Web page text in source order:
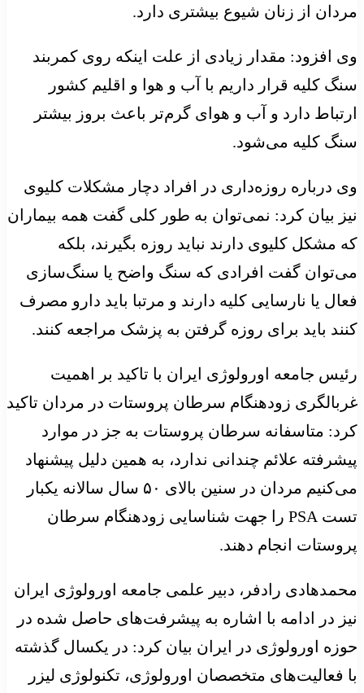
مردان از زنان شیوع بیشتری دارد.
وی افزود: مقدار زیادی از علت اینکه روی کمربند
سنگ کلیه قرار داریم با آب و هوا و اقلیم کشور
ارتباط دارد و آب و هوای گرم‌تر باعث بروز بیشتر
سنگ کلیه می‌شود.
وی درباره روزه‌داری در افراد دچار مشکلات کلیوی
نیز بیان کرد: نمی‌توان به طور کلی گفت همه بیماران
که مشکل کلیوی دارند نباید روزه بگیرند، بلکه
می‌توان گفت افرادی که سنگ واضح یا سنگ‌سازی
فعال یا نارسایی کلیه دارند و مرتبا باید دارو مصرف
کنند باید برای روزه گرفتن به پزشک مراجعه کنند.
رئیس جامعه اورولوژی ایران با تاکید بر اهمیت
غربالگری زودهنگام سرطان پروستات در مردان تاکید
کرد: متاسفانه سرطان پروستات به جز در موارد
پیشرفته علائم چندانی ندارد، به همین دلیل پیشنهاد
می‌کنیم مردان در سنین بالای ۵۰ سال سالانه یکبار
تست PSA را جهت شناسایی زودهنگام سرطان
پروستات انجام دهند.
محمدهادی رادفر، دبیر علمی جامعه اورولوژی ایران
نیز در ادامه با اشاره به پیشرفت‌های حاصل شده در
حوزه اورولوژی در ایران بیان کرد: در یکسال گذشته
با فعالیت‌های متخصصان اورولوژی، تکنولوژی لیزر